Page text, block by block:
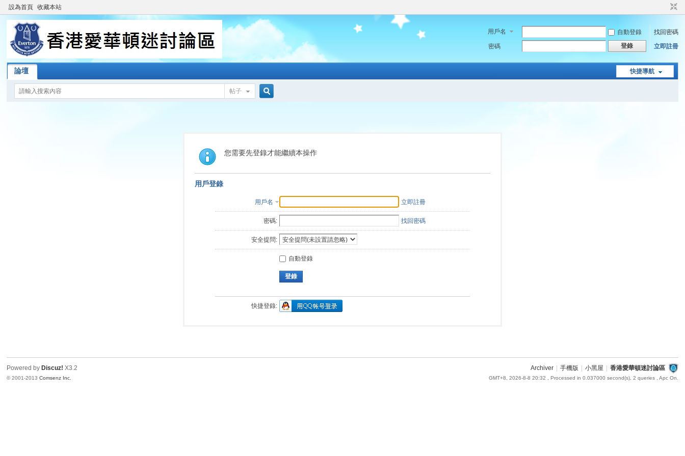
設為首頁 收藏本站
用戶名 自動登錄
找回密碼
密碼
登錄 立即註冊
快捷導航
論壇
帖子
索
您需要先登錄才能繼續本操作
用戶登錄
用戶名 立即註冊
密碼: 找回密碼
安全提問:
自動登錄
登錄
快捷登錄:
Archiver 手機版 小黑屋 香港愛華頓迷討論區
GMT+8, 2026-8-8 20:32 , Processed in 0.037000 second(s), 2 queries , Apc On.
Powered by Discuz! X3.2
© 2001-2013Comsenz Inc.